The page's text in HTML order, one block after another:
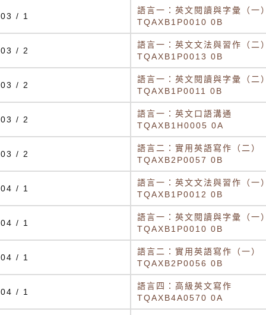
/ 1
語言一：英文閱讀與字彙（一）
TQAXB1P0010 0B
/ 2
語言一：英文文法與習作（二）
TQAXB1P0013 0B
/ 2
語言一：英文閱讀與字彙（二）
TQAXB1P0011 0B
/ 2
語言一：英文口語溝通
TQAXB1H0005 0A
/ 2
語言二：實用英語寫作（二）
TQAXB2P0057 0B
/ 1
語言一：英文文法與習作（一）
TQAXB1P0012 0B
/ 1
語言一：英文閱讀與字彙（一）
TQAXB1P0010 0B
/ 1
語言二：實用英語寫作（一）
TQAXB2P0056 0B
/ 1
語言四：高級英文寫作
TQAXB4A0570 0A